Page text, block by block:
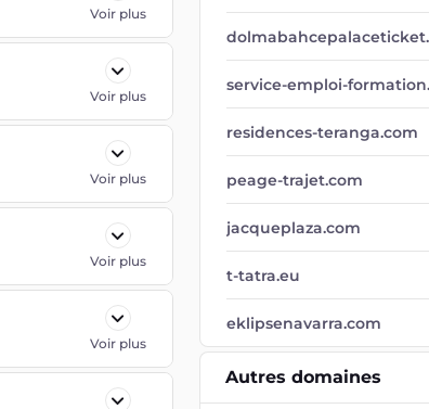
Voir plus
Voir plus
Voir plus
Voir plus
Voir plus
service-emploi-
residences-teranga.com
peage-trajet.com
jacqueplaza.com
t-tatra.eu
eklipsenavarra.com
Autres domaines